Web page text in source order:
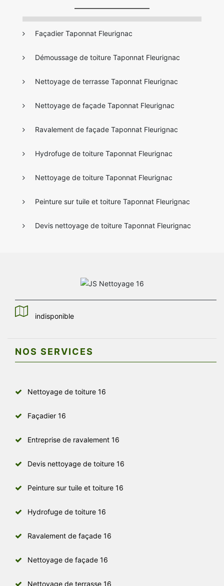
Façadier Taponnat Fleurignac
Démoussage de toiture Taponnat Fleurignac
Nettoyage de terrasse Taponnat Fleurignac
Nettoyage de façade Taponnat Fleurignac
Ravalement de façade Taponnat Fleurignac
Hydrofuge de toiture Taponnat Fleurignac
Nettoyage de toiture Taponnat Fleurignac
Peinture sur tuile et toiture Taponnat Fleurignac
Devis nettoyage de toiture Taponnat Fleurignac
indisponible
NOS SERVICES
Nettoyage de toiture 16
Façadier 16
Entreprise de ravalement 16
Devis nettoyage de toiture 16
Peinture sur tuile et toiture 16
Hydrofuge de toiture 16
Ravalement de façade 16
Nettoyage de façade 16
Nettoyage de terrasse 16